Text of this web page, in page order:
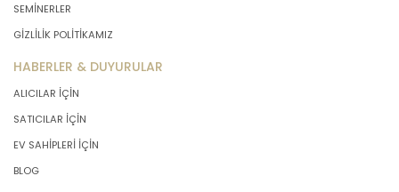
SEMİNERLER
GİZLİLİK POLİTİKAMIZ
HABERLER & DUYURULAR
ALICILAR İÇİN
SATICILAR İÇİN
EV SAHİPLERİ İÇİN
BLOG